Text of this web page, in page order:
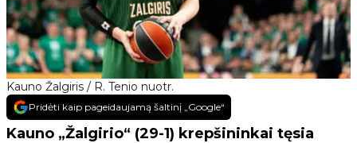
Kauno Žalgiris / R. Tenio nuotr.
Pridėti kaip pageidaujamą šaltinį „Google“
Kauno „Žalgirio“ (29-1) krepšininkai tęsia